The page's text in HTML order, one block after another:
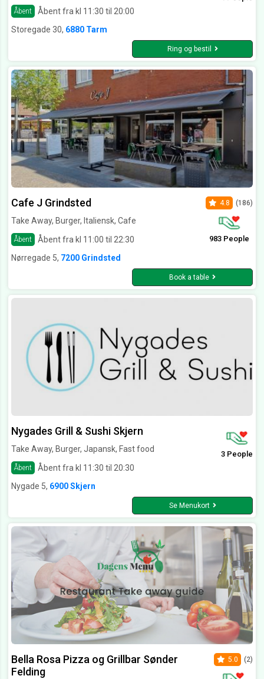
Åbent Åbent fra kl 11:30 til 20:00
Storegade 30, 6880 Tarm
Ring og bestil
Cafe J Grindsted
Take Away, Burger, Italiensk, Cafe
Åbent Åbent fra kl 11:00 til 22:30
4.8 (186)
983 People
Nørregade 5, 7200 Grindsted
Book a table
Nygades Grill & Sushi Skjern
Take Away, Burger, Japansk, Fast food
Åbent Åbent fra kl 11:30 til 20:30
3 People
Nygade 5, 6900 Skjern
Se Menukort
Bella Rosa Pizza og Grillbar Sønder
Felding
5.0 (2)